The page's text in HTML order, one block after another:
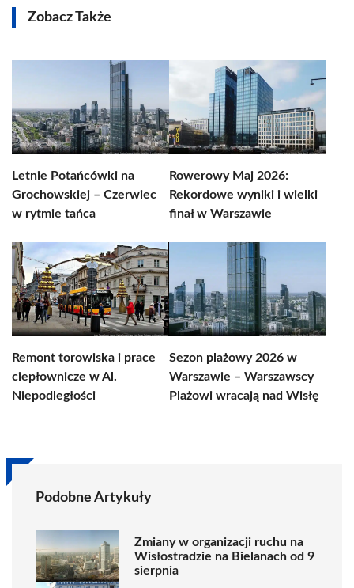
Zobacz Także
Letnie Potańcówki na
Grochowskiej – Czerwiec
w rytmie tańca
Rowerowy Maj 2026:
Rekordowe wyniki i wielki
finał w Warszawie
Remont torowiska i prace
ciepłownicze w Al.
Niepodległości
Sezon plażowy 2026 w
Warszawie – Warszawscy
Plażowi wracają nad Wisłę
Podobne Artykuły
Zmiany w organizacji ruchu na
Wisłostradzie na Bielanach od 9
sierpnia